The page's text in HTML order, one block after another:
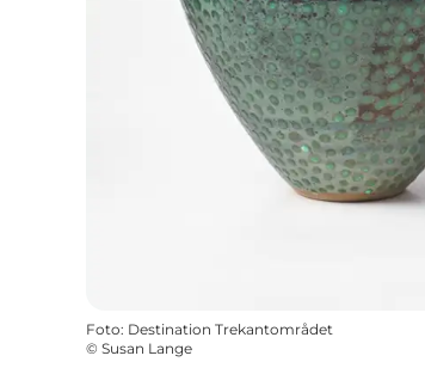
Foto: Destination Trekantområdet
© Susan Lange